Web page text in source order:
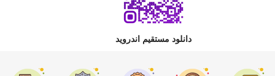
دانلود مستقیم اندروید